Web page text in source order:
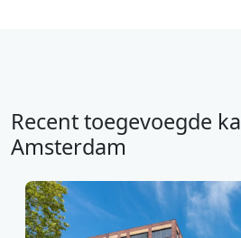
Recent toegevoegde
Amsterdam